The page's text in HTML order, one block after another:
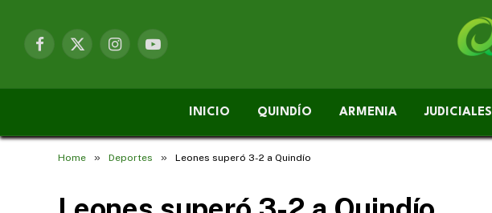
Facebook
X
InstagramYouTube
INICIO QUINDÍO ARMENIA JUDICIALES
Home » Deportes » Leones superó 3-2 a Quindío